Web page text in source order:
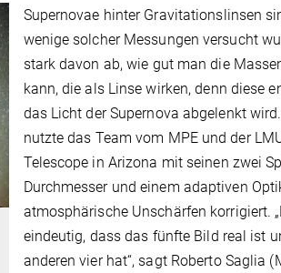
Supernovae hinter Gravitationslinsen
wenige solcher Messungen versucht
stark davon ab, wie gut man die
kann, die als Linse wirken, denn diese
das Licht der Supernova abgelenkt
nutzte das Team vom MPE und der
Telescope in Arizona mit seinen zwei
Durchmesser und einem adaptiven
atmosphärische Unschärfen korrigiert.
eindeutig, dass das fünfte Bild real ist
anderen vier hat“, sagt Roberto Saglia